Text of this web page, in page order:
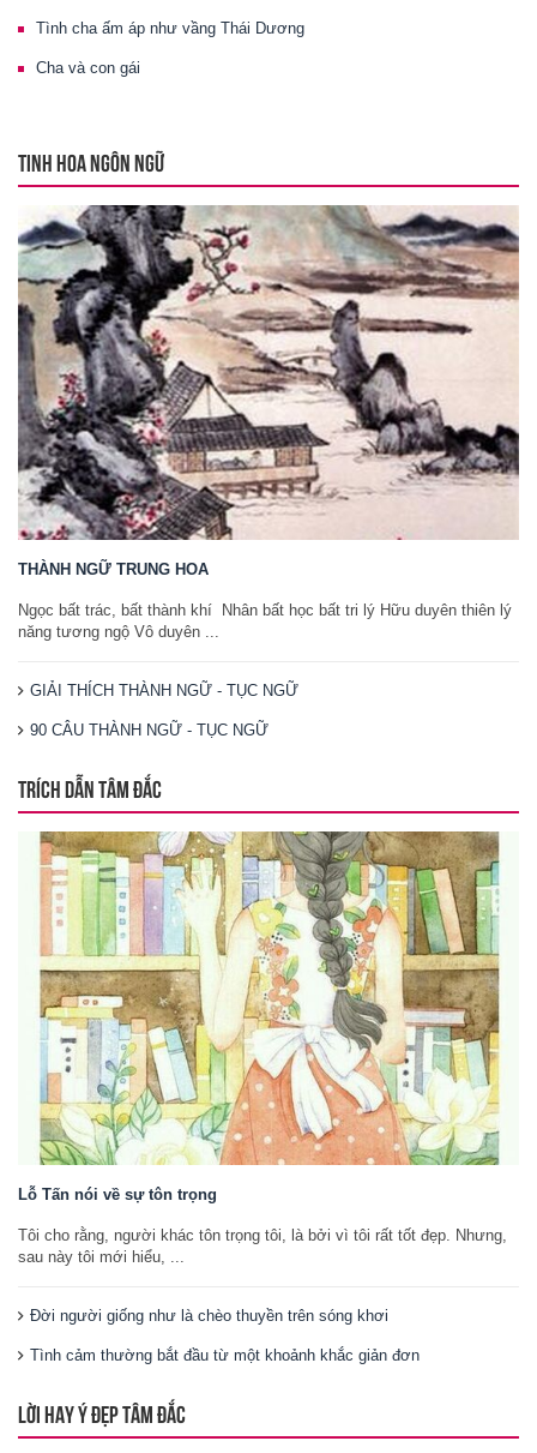
Tình cha ấm áp như vầng Thái Dương
Cha và con gái
TINH HOA NGÔN NGỮ
THÀNH NGỮ TRUNG HOA
Ngọc bất trác, bất thành khí Nhân bất học bất tri lý Hữu duyên thiên lý
năng tương ngộ Vô duyên ...
GIẢI THÍCH THÀNH NGỮ - TỤC NGỮ
90 CÂU THÀNH NGỮ - TỤC NGỮ
TRÍCH DẪN TÂM ĐẮC
Lỗ Tấn nói về sự tôn trọng
Tôi cho rằng, người khác tôn trọng tôi, là bởi vì tôi rất tốt đẹp. Nhưng,
sau này tôi mới hiểu, ...
Đời người giống như là chèo thuyền trên sóng khơi
Tình cảm thường bắt đầu từ một khoảnh khắc giản đơn
LỜI HAY Ý ĐẸP TÂM ĐẮC